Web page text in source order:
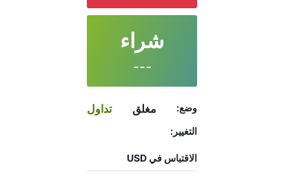
شراء
---
وضع: مغلق تداول
التغيير:
الاقتباس في USD